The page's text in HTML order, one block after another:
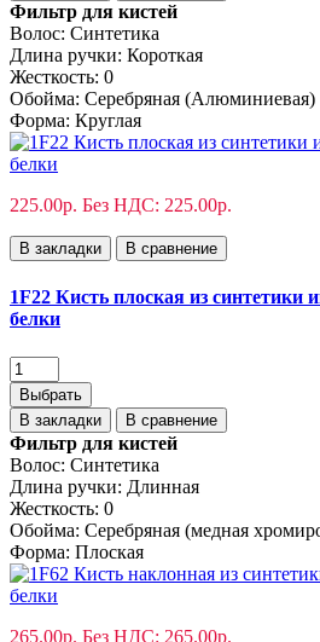
Фильтр для кистей
Волос: Синтетика
Длина ручки: Короткая
Жесткость: 0
Обойма: Серебряная (Алюминиевая)
Форма: Круглая
225.00р. Без НДС: 225.00р.
В закладки В сравнение
1F22 Кисть плоская из
белки
Выбрать
В закладки
В сравнение
Фильтр для кистей
Волос: Синтетика
Длина ручки: Длинная
Жесткость: 0
Обойма: Cеребряная (медная
Форма: Плоская
265.00р. Без НДС: 265.00р.